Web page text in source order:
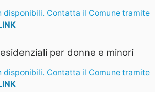
disponibili. Contatta il Comune tramite
per donne e minori
disponibili. Contatta il Comune tramite